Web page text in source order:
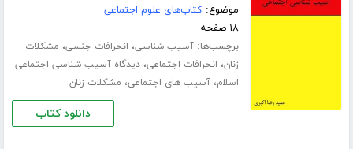
موضوع:کتاب‌های علوم اجتماعی
۱۸ صفحه
برچسب‌ها:آسیب شناسی، انحرافات جنسی، مشکلات
زنان، انحرافات اجتماعی،دیدگاه آسیب شناسی اجتماعی
اسلام،آسیب های اجتماعی، مشکلات زنان
دانلود کتاب